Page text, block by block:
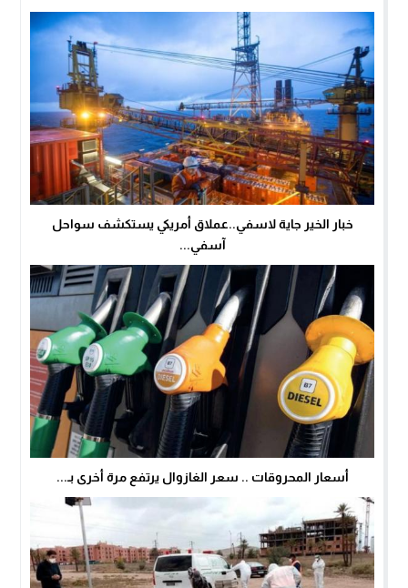
خبار الخير جاية لاسفي..عملاق أمريكي يستكشف سواحل
آسفي...
أسعار المحروقات .. سعر الغازوال يرتفع مرة أخرى بـ...